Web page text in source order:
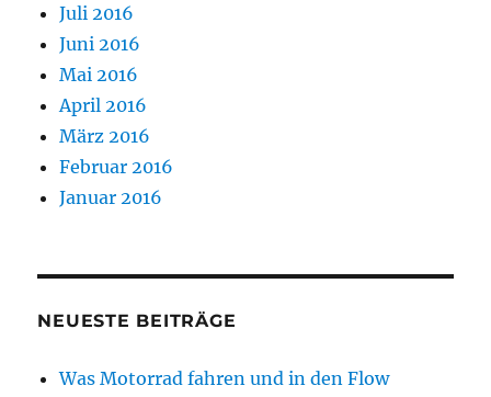
Juli 2016
Juni 2016
Mai 2016
April 2016
März 2016
Februar 2016
Januar 2016
NEUESTE BEITRÄGE
Was Motorrad fahren und in den Flow